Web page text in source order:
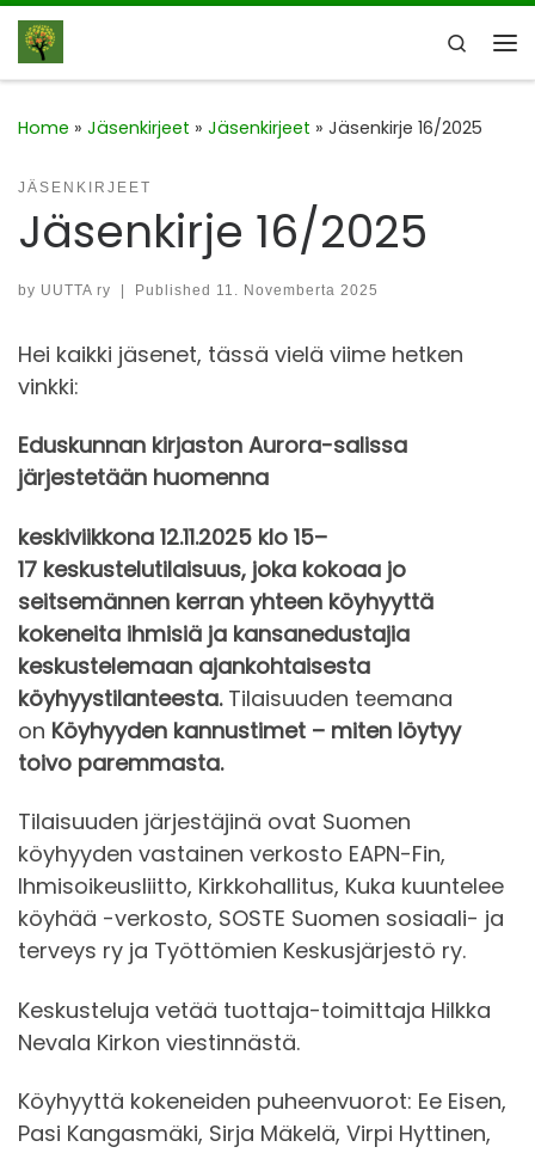
Skip to content
Search
Home » Jäsenkirjeet » Jäsenkirjeet » Jäsenkirje 16/2025
JÄSENKIRJEET
Jäsenkirje 16/2025
by UUTTA ry | Published 11. Novemberta 2025
Hei kaikki jäsenet, tässä vielä viime hetken
vinkki:
Eduskunnan kirjaston Aurora-salissa
järjestetään huomenna
keskiviikkona 12.11.2025 klo 15–
17 keskustelutilaisuus, joka kokoaa jo
seitsemännen kerran yhteen köyhyyttä
kokeneita ihmisiä ja kansanedustajia
keskustelemaan ajankohtaisesta
köyhyystilanteesta.Tilaisuuden teemana
on Köyhyyden kannustimet – miten löytyy
toivo paremmasta.
Tilaisuuden järjestäjinä ovat Suomen
köyhyyden vastainen verkosto EAPN-Fin,
Ihmisoikeusliitto, Kirkkohallitus, Kuka kuuntelee
köyhää -verkosto, SOSTE Suomen sosiaali- ja
terveys ry ja Työttömien Keskusjärjestö ry.
Keskusteluja vetää tuottaja-toimittaja Hilkka
Nevala Kirkon viestinnästä.
Köyhyyttä kokeneiden puheenvuorot: Ee Eisen,
Pasi Kangasmäki, Sirja Mäkelä, Virpi Hyttinen,